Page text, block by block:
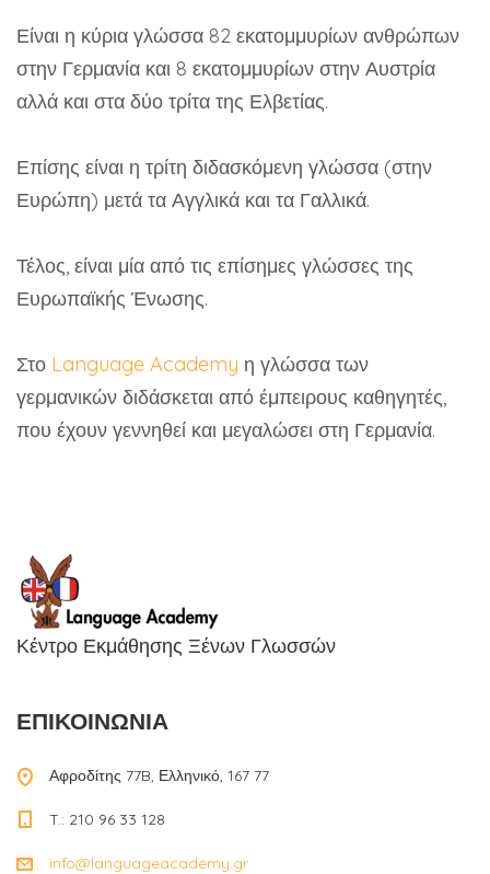
Είναι η κύρια γλώσσα 82 εκατομμυρίων ανθρώπων
στην Γερμανία και 8 εκατομμυρίων στην Αυστρία
αλλά και στα δύο τρίτα της Ελβετίας.
Επίσης είναι η τρίτη διδασκόμενη γλώσσα (στην
Ευρώπη) μετά τα Αγγλικά και τα Γαλλικά.
Τέλος, είναι μία από τις επίσημες γλώσσες της
Ευρωπαϊκής Ένωσης.
Στο Language Academy η γλώσσα των
γερμανικών διδάσκεται από έμπειρους καθηγητές,
που έχουν γεννηθεί και μεγαλώσει στη Γερμανία.
Κέντρο Εκμάθησης Ξένων Γλωσσών
ΕΠΙΚΟΙΝΩΝΙΑ
Αφροδίτης 77B, Ελληνικό, 167 77
T.: 210 96 33 128
info@languageacademy.gr